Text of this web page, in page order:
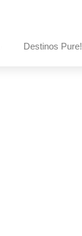
Destinos Pure!